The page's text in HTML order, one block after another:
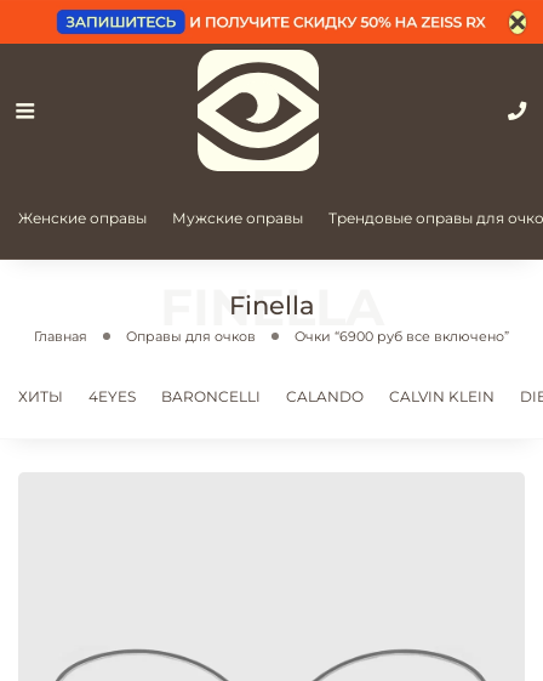
Женские оправы Мужские оправы Трендовые оправы для
Finella
Главная Оправы для очков Очки “6900 руб все включено”
ХИТЫ 4EYES BARONCELLI CALANDO CALVIN KLEIN